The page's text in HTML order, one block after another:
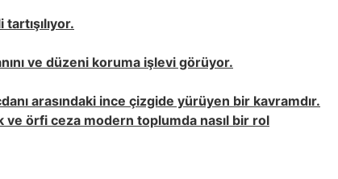
ve düzeni koruma işlevi görüyor.
arasındaki ince çizgide yürüyen bir kavramdır.
örfi ceza modern toplumda nasıl bir rol